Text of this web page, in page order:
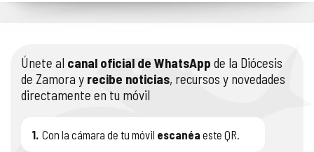
Únete al canal oficial de WhatsApp de la Diócesis
de Zamora y recibe noticias, recursos y novedades
directamente en tu móvil
1. Con la cámara de tu móvil escanéa este QR.